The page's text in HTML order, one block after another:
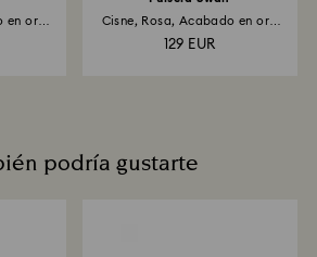
en oro
Cisne, Rosa, Acabado en oro
129 EUR
podría gustarte